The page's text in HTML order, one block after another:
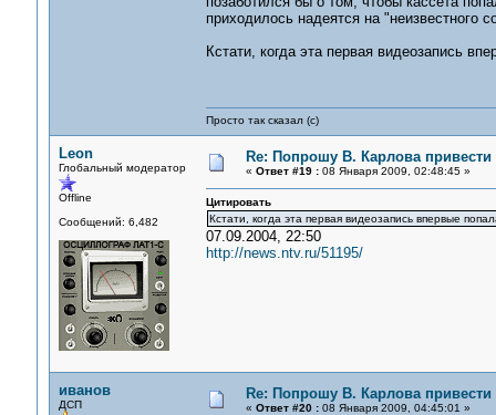
приходилось надеятся на "неизвестного
Кстати, когда эта первая видеозапись
Просто так сказал (с)
Leon
Глобальный модератор
Offline
Сообщений: 6,482
Re: Попрошу В. Карлова привести
« Ответ #19 :08 Января 2009, 02:48:45 »
Цитировать
Кстати, когда эта первая видеозапись впервые
07.09.2004, 22:50
http://news.ntv.ru/51195/
иванов
ДСП
Re: Попрошу В. Карлова привести
« Ответ #20 :08 Января 2009, 04:45:01 »